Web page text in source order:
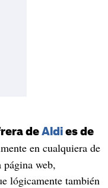
de Aldies de
en cualquiera de
web,
lógicamente también